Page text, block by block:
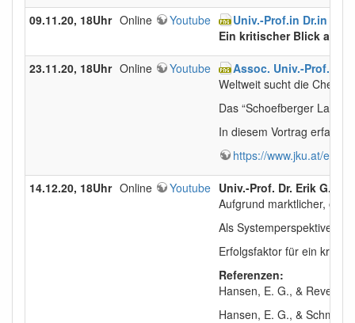
09.11.20, 18Uhr Online Youtube
Univ.-Prof.in Dr.in
Ein kritischer Blick auf
23.11.20, 18Uhr Online Youtube
Assoc. Univ.-Prof.
Weltweit sucht die
Das “Schoefberger Lab”
In diesem Vortrag
https://www.jku.at/en/
14.12.20, 18Uhr Online Youtube Univ.-Prof. Dr. Erik G.
Aufgrund marktlicher,
Als Systemperspektive
Erfolgsfaktor für ein
Referenzen:
Hansen, E. G., &
Hansen, E. G., & Schmitt,